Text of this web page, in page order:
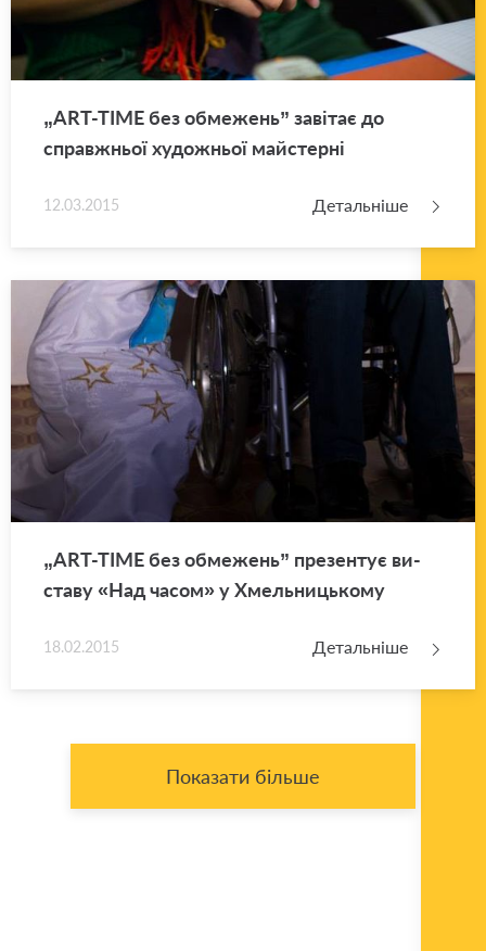
„ART-TIME без обме­жень” за­ві­тає до
справ­жньої ху­до­жньої май­стер­ні
12.03.2015 Детальніше
„ART-TIME без обме­жень” пре­зен­тує ви­
ста­ву «Над часом» у Хмель­ни­цько­му
18.02.2015 Детальніше
Показати більше